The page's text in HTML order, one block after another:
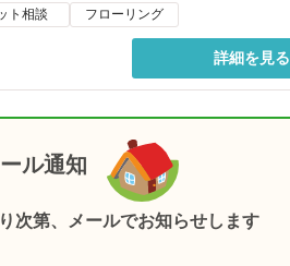
ト相談 フローリング
詳細を見る
ル通知
次第、メールでお知らせします